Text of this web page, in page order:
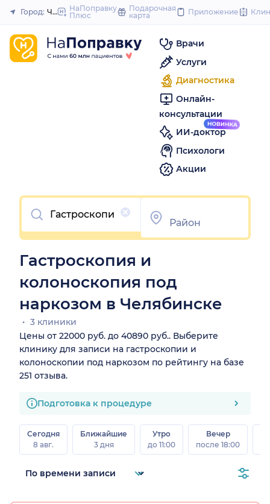
to
Закрыть
Город: ЧелябинскНаПоправку
Плюс
Подарочная
карта
Приложение
Врачи
Услуги
Диагностика
Онлайн-
консультации
ИИ-доктор
Психологи
Акции
Очистить
Гастроскопия и
колоноскопия под
наркозом в Челябинске
3 клиники
Цены от 22000 руб. до 40890 руб.. Выберите
клинику для записи на гастроскопии и
колоноскопии под наркозом по рейтингу на базе
251 отзыва.
Подготовка к процедуре
Сегодня
8 авг.
Ближайшие
3 дня
Утро
до 11:00
Вечер
после 18:00